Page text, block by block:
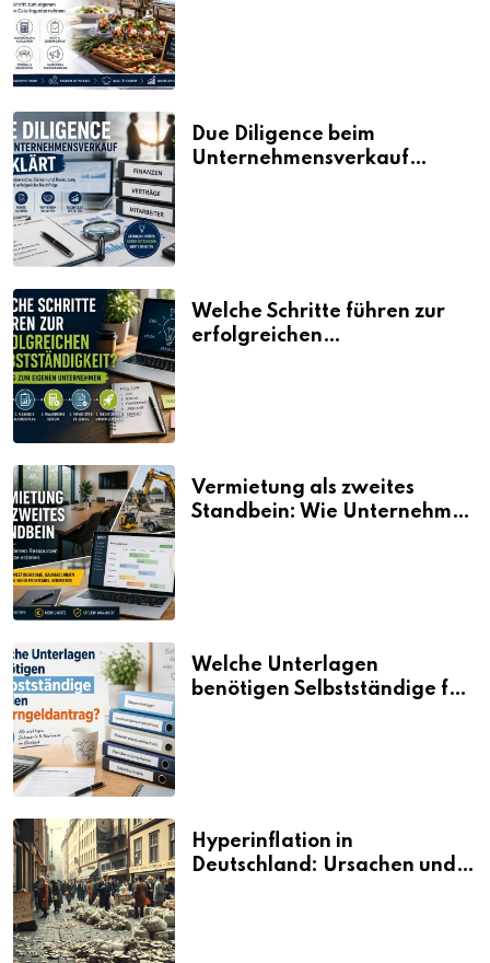
Due Diligence beim
Unternehmensverkauf
Welche Schritte führen zur
erfolgreichen
Vermietung als zweites
Standbein: Wie Unternehmen
Welche Unterlagen
benötigen Selbstständige für
Hyperinflation in
Deutschland: Ursachen und